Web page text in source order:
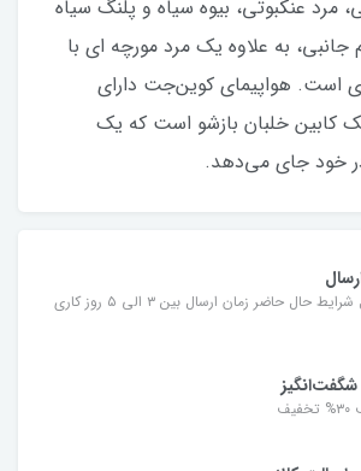
مرد عنکبوتی، بیوه سیاه و پلنگ سیاه
جانبی، به علاوه یک مرد مورچه ای با
متری است. هواپیمای کوین‌جت دارای
کابین خلبان بازشو است که یک
خود جای می‌دهد.
به دلیل شرایط حال حاضر زمان ارسال بین ۳ الی ۵ روز کاری